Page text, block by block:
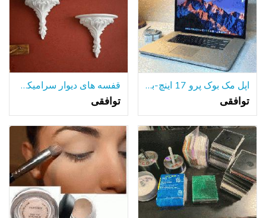
اپل مک بوک پرو 17 اینچ-به روز رسانی و سفارشی 16GB RAM 1TB SSHD
توافقی
قفسه های دیوار سرامیکی جفت
توافقی